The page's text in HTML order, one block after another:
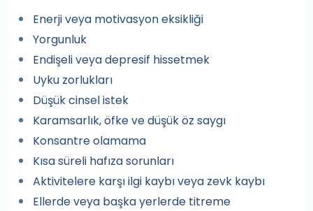
Enerji veya motivasyon eksikliği
Yorgunluk
Endişeli veya depresif hissetmek
Uyku zorlukları
Düşük cinsel istek
Karamsarlık, öfke ve düşük öz saygı
Konsantre olamama
Kısa süreli hafıza sorunları
Aktivitelere karşı ilgi kaybı veya zevk kaybı
Ellerde veya başka yerlerde titreme